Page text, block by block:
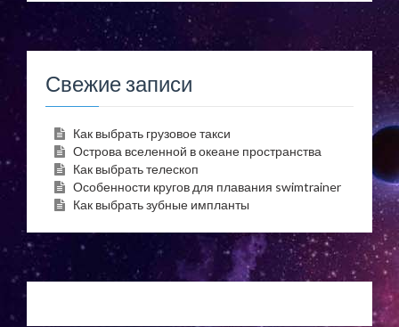
Свежие записи
Как выбрать грузовое такси
Острова вселенной в океане пространства
Как выбрать телескоп
Особенности кругов для плавания swimtrainer
Как выбрать зубные импланты